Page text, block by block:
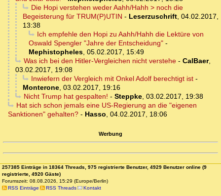
Die Hopi verstehen weder Aahh/Hahh > noch die
Begeisterung für TRUM(P)UTIN - Leserzuschrift, 04.02.2017,
13:38
Ich empfehle den Hopi zu Aahh/Hahh die Lektüre von
Oswald Spengler "Jahre der Entscheidung" -
Mephistopheles, 05.02.2017, 15:49
Was ich bei den Hitler-Vergleichen nicht verstehe- CalBaer,
03.02.2017, 19:08
Inwiefern der Vergleich mit Onkel Adolf berechtigt ist-
Monterone, 03.02.2017, 19:16
Nicht Trump hat gespalten! - Steppke, 03.02.2017, 19:38
Hat sich schon jemals eine US-Regierung an die "eigenen
Sanktionen" gehalten? - Hasso, 04.02.2017, 18:06
Werbung
257385 Einträge in 18364 Threads, 975 registrierte Benutzer, 4929 Benutzer online (9
registrierte, 4920 Gäste)
Forumszeit: 08.08.2026, 15:29 (Europe/Berlin)
RSS Einträge
RSS Threads Kontakt